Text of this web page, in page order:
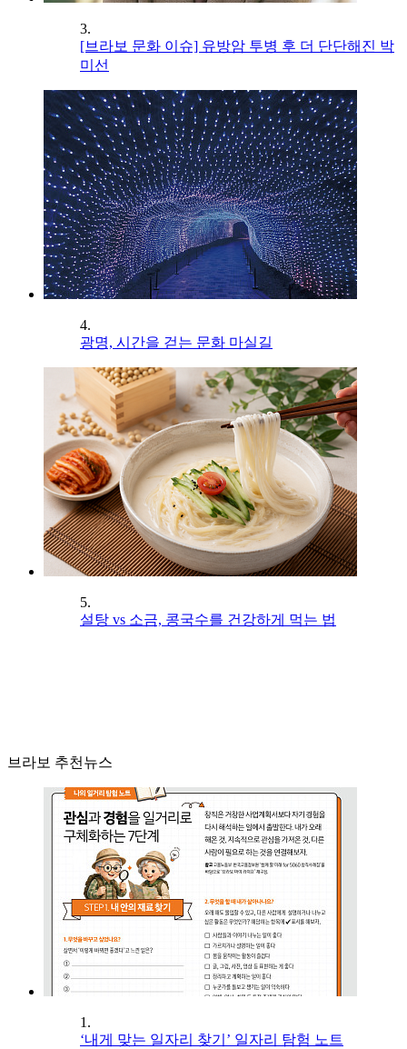
3.
[브라보 문화 이슈] 유방암 투병 후 더 단단해진 박
미선
4.
광명, 시간을 걷는 문화 마실길
5.
설탕 vs 소금, 콩국수를 건강하게 먹는 법
브라보 추천뉴스
1.
‘내게 맞는 일자리 찾기’ 일자리 탐험 노트